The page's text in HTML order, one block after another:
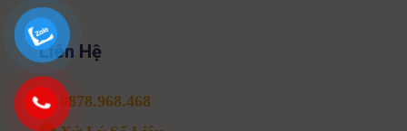
Liên Hệ
0878.968.468